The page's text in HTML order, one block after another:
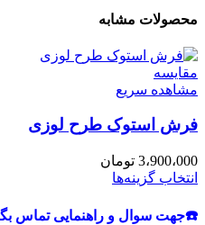
محصولات مشابه
مقایسه
مشاهده سریع
فرش استوک طرح لوزی
3،900،000 تومان
انتخاب گزینه‌ها
☎️جهت سوال و راهنمایی تماس